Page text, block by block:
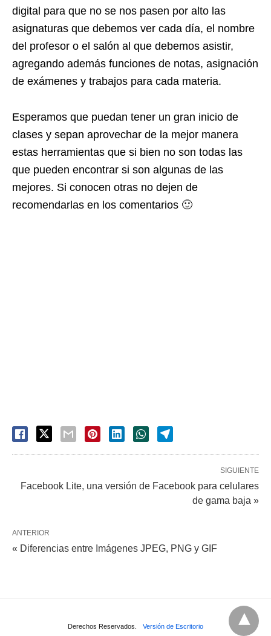
digital para que no se nos pasen por alto las
asignaturas que debemos ver cada día, el nombre
del profesor o el salón al que debemos asistir,
agregando además funciones de notas, asignación
de exámenes y trabajos para cada materia.
Esperamos que puedan tener un gran inicio de
clases y sepan aprovechar de la mejor manera
estas herramientas que si bien no son todas las
que pueden encontrar si son algunas de las
mejores. Si conocen otras no dejen de
recomendarlas en los comentarios 🙂
SIGUIENTE
Facebook Lite, una versión de Facebook para celulares
de gama baja »
ANTERIOR
« Diferencias entre Imágenes JPEG, PNG y GIF
Derechos Reservados. Versión de Escritorio